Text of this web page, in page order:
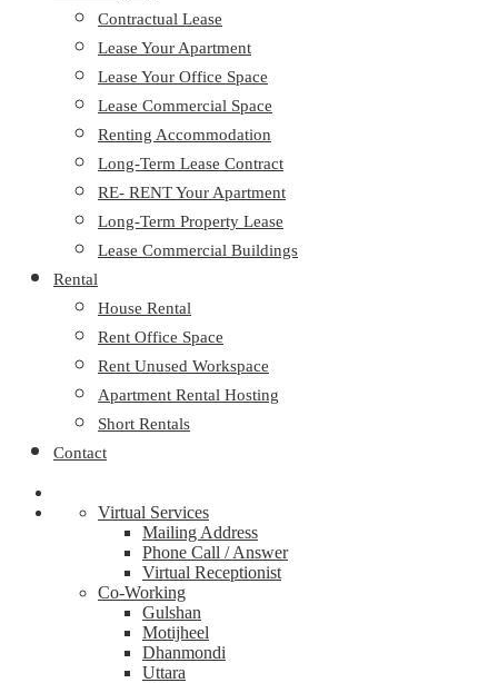
Contractual Lease
Lease Your Apartment
Lease Your Office Space
Lease Commercial Space
Renting Accommodation
Long-Term Lease Contract
RE- RENT Your Apartment
Long-Term Property Lease
Lease Commercial Buildings
Rental
House Rental
Rent Office Space
Rent Unused Workspace
Apartment Rental Hosting
Short Rentals
Contact
Virtual Services
Mailing Address
Phone Call / Answer
Virtual Receptionist
Co-Working
Gulshan
Motijheel
Dhanmondi
Uttara